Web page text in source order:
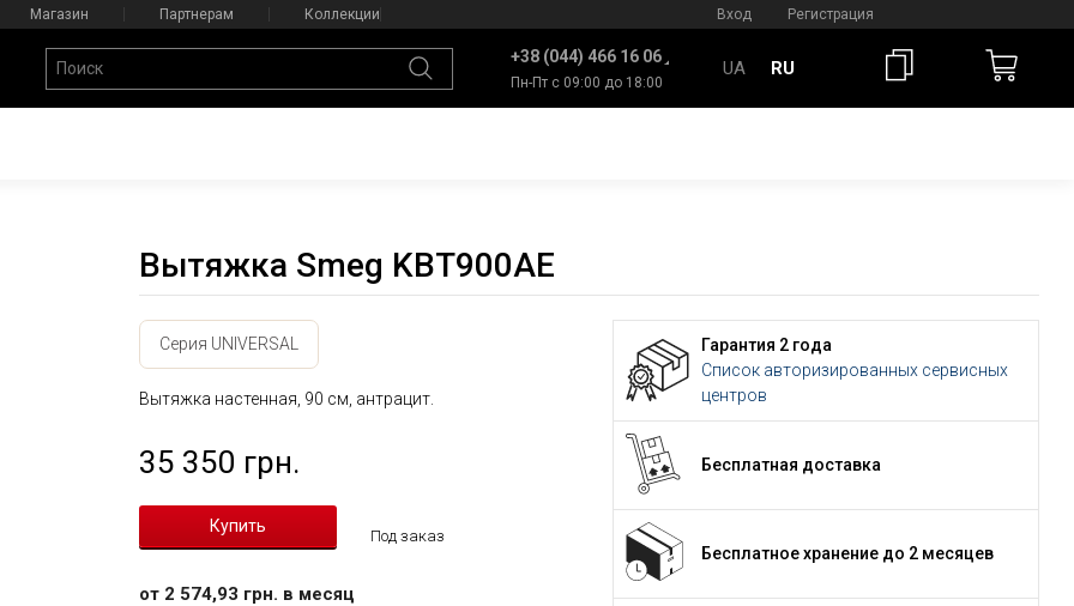
Магазин Партнерам Коллекции Вход Регистрация
+38 (044) 466 16 06
Пн-Пт с 09:00 до 18:00
UA RU
Вытяжка Smeg KBT900AE
Серия UNIVERSAL
Вытяжка настенная, 90 см, антрацит.
35 350 грн.
Под заказ
от 2 574,93 грн. в месяц
Гарантия 2 года
Список авторизированных сервисных
центров
Бесплатная доставка
Бесплатное хранение до 2 месяцев